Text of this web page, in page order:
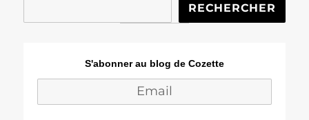
RECHERCHER
S'abonner au blog de Cozette